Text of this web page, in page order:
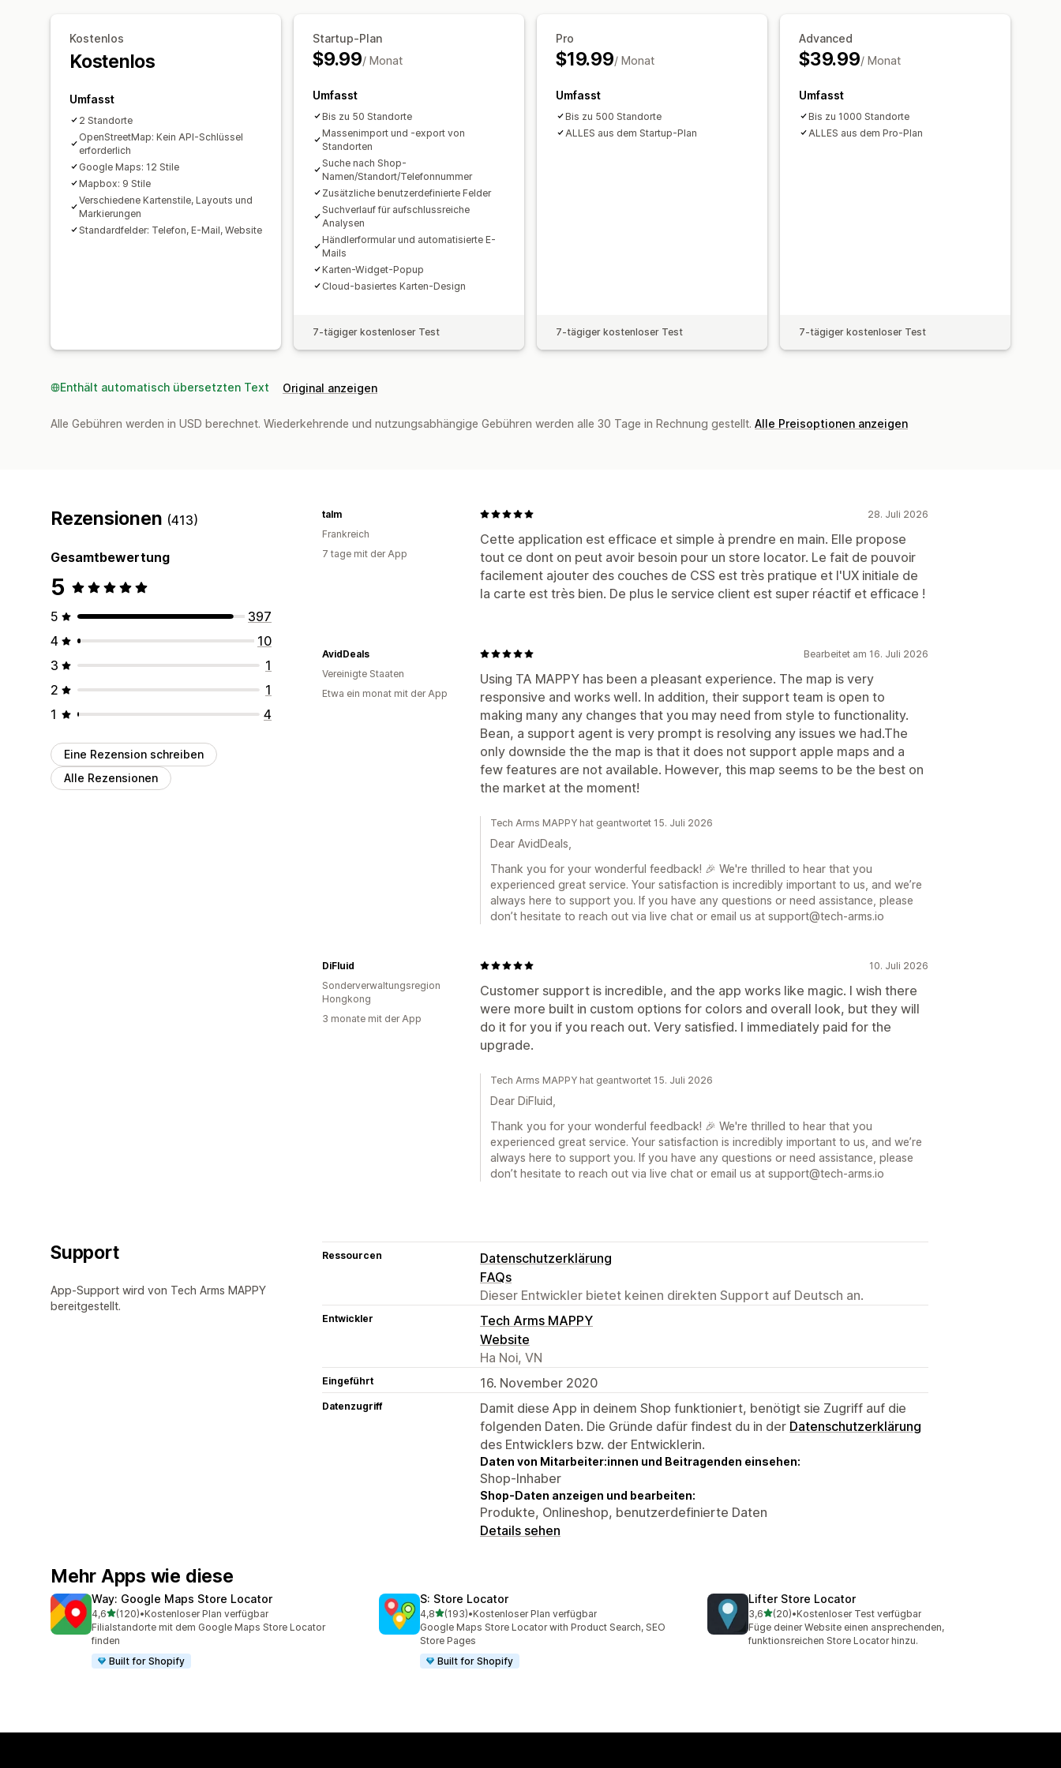
Standortsuche
Tagging
Entfernungsfilter
Berichte suchen Statistiken
Kostenlos
Kostenlos
Umfasst
2 Standorte
OpenStreetMap: Kein API-Schlüssel
erforderlich
Google Maps: 12 Stile
Mapbox: 9 Stile
Verschiedene Kartenstile, Layouts und
Markierungen
Standardfelder: Telefon, E-Mail, Website
Startup-Plan
$9.99/ Monat
Umfasst
Bis zu 50 Standorte
Massenimport und -export von
Standorten
Suche nach Shop-
Namen/Standort/Telefonnummer
Zusätzliche benutzerdefinierte Felder
Suchverlauf für aufschlussreiche
Analysen
Händlerformular und automatisierte E-
Mails
Karten-Widget-Popup
Cloud-basiertes Karten-Design
7-tägiger kostenloser Test
Pro
$19.99/ Monat
Umfasst
Bis zu 500 Standorte
ALLES aus dem Startup-Plan
7-tägiger kostenloser Test
Advanced
$39.99/ Monat
Umfasst
Bis zu 1000 Standorte
ALLES aus dem Pro-Plan
7-tägiger kostenloser Test
Enthält automatisch übersetzten Text Original anzeigen
Alle Gebühren werden in USD berechnet. Wiederkehrende und nutzungsabhängige Gebühren werden alle 30 Tage in Rechnung gestellt. Alle Preisoptionen anzeigen
Rezensionen (413)
Gesamtbewertung
5
5
397
4
10
3
1
2
1
1
4
Eine Rezension schreiben
Alle Rezensionen
28. Juli 2026
Cette application est efficace et simple à prendre en main. Elle propose
tout ce dont on peut avoir besoin pour un store locator. Le fait de pouvoir
facilement ajouter des couches de CSS est très pratique et l'UX initiale de
la carte est très bien. De plus le service client est super réactif et efficace !
talm
Frankreich
7 tage mit der App
Bearbeitet am 16. Juli 2026
Using TA MAPPY has been a pleasant experience. The map is very
responsive and works well. In addition, their support team is open to
making many any changes that you may need from style to functionality.
Bean, a support agent is very prompt is resolving any issues we had.The
only downside the the map is that it does not support apple maps and a
few features are not available. However, this map seems to be the best on
the market at the moment!
AvidDeals
Vereinigte Staaten
Etwa ein monat mit der App
Tech Arms MAPPY hat geantwortet 15. Juli 2026
Dear AvidDeals,
Thank you for your wonderful feedback! 🎉 We're thrilled to hear that you
experienced great service. Your satisfaction is incredibly important to us, and we’re
always here to support you. If you have any questions or need assistance, please
don’t hesitate to reach out via live chat or email us at support@tech-arms.io
10. Juli 2026
Customer support is incredible, and the app works like magic. I wish there
were more built in custom options for colors and overall look, but they will
do it for you if you reach out. Very satisfied. I immediately paid for the
upgrade.
DiFluid
Sonderverwaltungsregion
Hongkong
3 monate mit der App
Tech Arms MAPPY hat geantwortet 15. Juli 2026
Dear DiFluid,
Thank you for your wonderful feedback! 🎉 We're thrilled to hear that you
experienced great service. Your satisfaction is incredibly important to us, and we’re
always here to support you. If you have any questions or need assistance, please
don’t hesitate to reach out via live chat or email us at support@tech-arms.io
Support
App-Support wird von Tech Arms MAPPY
bereitgestellt.
Ressourcen
Datenschutzerklärung
FAQs
Dieser Entwickler bietet keinen direkten Support auf Deutsch an.
Entwickler
Tech Arms MAPPY
Website
Ha Noi, VN
Eingeführt 16. November 2020
Datenzugriff
Damit diese App in deinem Shop funktioniert, benötigt sie Zugriff auf die
folgenden Daten. Die Gründe dafür findest du in der Datenschutzerklärung
des Entwicklers bzw. der Entwicklerin.
Daten von Mitarbeiter:innen und Beitragenden einsehen:
Shop-Inhaber
Shop-Daten anzeigen und bearbeiten:
Produkte, Onlineshop, benutzerdefinierte Daten
Details sehen
Mehr Apps wie diese
Way: Google Maps Store Locator
4,6von 5 Sternen
(120)
120 Rezensionen insgesamt
•Kostenloser Plan verfügbar
Filialstandorte mit dem Google Maps Store Locator
finden
Built for Shopify
S: Store Locator
4,8von 5 Sternen
(193)
193 Rezensionen insgesamt
•Kostenloser Plan verfügbar
Google Maps Store Locator with Product Search, SEO
Store Pages
Built for Shopify
Lifter Store Locator
3,6von 5 Sternen
(20)
20 Rezensionen insgesamt
•Kostenloser Test verfügbar
Füge deiner Website einen ansprechenden,
funktionsreichen Store Locator hinzu.